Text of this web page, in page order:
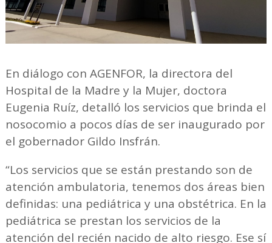
En diálogo con AGENFOR, la directora del
Hospital de la Madre y la Mujer, doctora
Eugenia Ruíz, detalló los servicios que brinda el
nosocomio a pocos días de ser inaugurado por
el gobernador Gildo Insfrán.
“Los servicios que se están prestando son de
atención ambulatoria, tenemos dos áreas bien
definidas: una pediátrica y una obstétrica. En la
pediátrica se prestan los servicios de la
atención del recién nacido de alto riesgo. Ese sí